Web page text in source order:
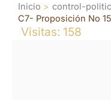
Inicio
control-
C7- Proposición No
Visitas: 158